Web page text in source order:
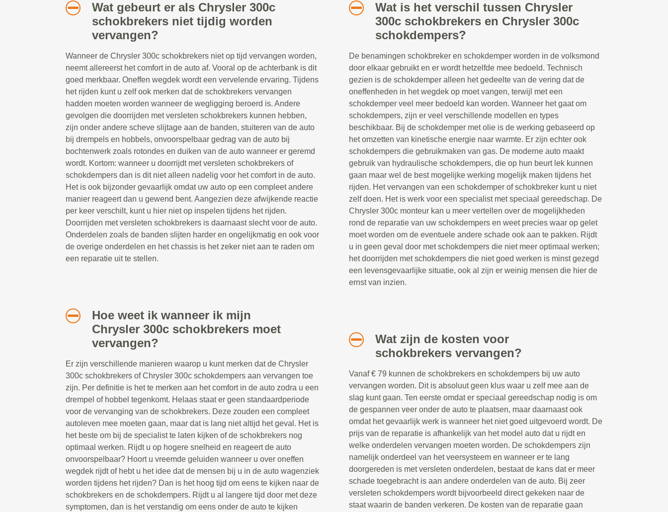
Wat gebeurt er als Chrysler 300c
schokbrekers niet tijdig worden
vervangen?
Wanneer de Chrysler 300c schokbrekers niet op tijd vervangen worden,
neemt allereerst het comfort in de auto af. Vooral op de achterbank is dit
goed merkbaar. Oneffen wegdek wordt een vervelende ervaring. Tijdens
het rijden kunt u zelf ook merken dat de schokbrekers vervangen
hadden moeten worden wanneer de wegligging beroerd is. Andere
gevolgen die doorrijden met versleten schokbrekers kunnen hebben,
zijn onder andere scheve slijtage aan de banden, stuiteren van de auto
bij drempels en hobbels, onvoorspelbaar gedrag van de auto bij
bochtenwerk zoals rotondes en duiken van de auto wanneer er geremd
wordt. Kortom: wanneer u doorrijdt met versleten schokbrekers of
schokdempers dan is dit niet alleen nadelig voor het comfort in de auto.
Het is ook bijzonder gevaarlijk omdat uw auto op een compleet andere
manier reageert dan u gewend bent. Aangezien deze afwijkende reactie
per keer verschilt, kunt u hier niet op inspelen tijdens het rijden.
Doorrijden met versleten schokbrekers is daarnaast slecht voor de auto.
Onderdelen zoals de banden slijten harder en ongelijkmatig en ook voor
de overige onderdelen en het chassis is het zeker niet aan te raden om
een reparatie uit te stellen.
Hoe weet ik wanneer ik mijn
Chrysler 300c schokbrekers moet
vervangen?
Er zijn verschillende manieren waarop u kunt merken dat de Chrysler
300c schokbrekers of Chrysler 300c schokdempers aan vervangen toe
zijn. Per definitie is het te merken aan het comfort in de auto zodra u een
drempel of hobbel tegenkomt. Helaas staat er geen standaardperiode
voor de vervanging van de schokbrekers. Deze zouden een compleet
autoleven mee moeten gaan, maar dat is lang niet altijd het geval. Het is
het beste om bij de specialist te laten kijken of de schokbrekers nog
optimaal werken. Rijdt u op hogere snelheid en reageert de auto
onvoorspelbaar? Hoort u vreemde geluiden wanneer u over oneffen
wegdek rijdt of hebt u het idee dat de mensen bij u in de auto wagenziek
worden tijdens het rijden? Dan is het hoog tijd om eens te kijken naar de
schokbrekers en de schokdempers. Rijdt u al langere tijd door met deze
symptomen, dan is het verstandig om eens onder de auto te kijken
Wat is het verschil tussen Chrysler
300c schokbrekers en Chrysler 300c
schokdempers?
De benamingen schokbreker en schokdemper worden in de volksmond
door elkaar gebruikt en er wordt hetzelfde mee bedoeld. Technisch
gezien is de schokdemper alleen het gedeelte van de vering dat de
oneffenheden in het wegdek op moet vangen, terwijl met een
schokdemper veel meer bedoeld kan worden. Wanneer het gaat om
schokdempers, zijn er veel verschillende modellen en types
beschikbaar. Bij de schokdemper met olie is de werking gebaseerd op
het omzetten van kinetische energie naar warmte. Er zijn echter ook
schokdempers die gebruikmaken van gas. De moderne auto maakt
gebruik van hydraulische schokdempers, die op hun beurt lek kunnen
gaan maar wel de best mogelijke werking mogelijk maken tijdens het
rijden. Het vervangen van een schokdemper of schokbreker kunt u niet
zelf doen. Het is werk voor een specialist met speciaal gereedschap. De
Chrysler 300c monteur kan u meer vertellen over de mogelijkheden
rond de reparatie van uw schokdempers en weet precies waar op gelet
moet worden om de eventuele andere schade ook aan te pakken. Rijdt
u in geen geval door met schokdempers die niet meer optimaal werken;
het doorrijden met schokdempers die niet goed werken is minst gezegd
een levensgevaarlijke situatie, ook al zijn er weinig mensen die hier de
ernst van inzien.
Wat zijn de kosten voor
schokbrekers vervangen?
Vanaf € 79 kunnen de schokbrekers en schokdempers bij uw auto
vervangen worden. Dit is absoluut geen klus waar u zelf mee aan de
slag kunt gaan. Ten eerste omdat er speciaal gereedschap nodig is om
de gespannen veer onder de auto te plaatsen, maar daarnaast ook
omdat het gevaarlijk werk is wanneer het niet goed uitgevoerd wordt. De
prijs van de reparatie is afhankelijk van het model auto dat u rijdt en
welke onderdelen vervangen moeten worden. De schokdempers zijn
namelijk onderdeel van het veersysteem en wanneer er te lang
doorgereden is met versleten onderdelen, bestaat de kans dat er meer
schade toegebracht is aan andere onderdelen van de auto. Bij zeer
versleten schokdempers wordt bijvoorbeeld direct gekeken naar de
staat waarin de banden verkeren. De kosten van de reparatie gaan